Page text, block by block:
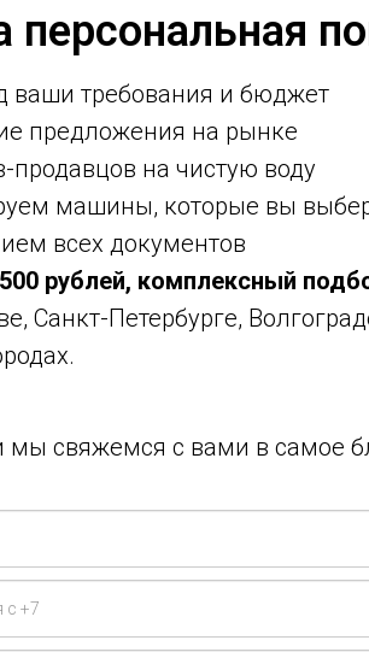
персональная
ваши требования и бюджет
предложения на рынке
на чистую воду
машины, которые вы
всех документов
рублей, комплексный
Санкт-Петербурге,
мы свяжемся с вами в самое